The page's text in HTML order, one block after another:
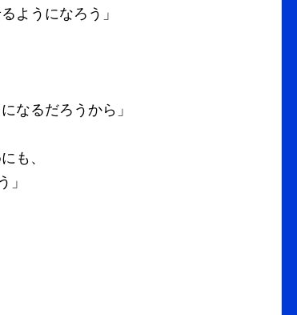
ようになろう」
なるだろうから」
も、
」